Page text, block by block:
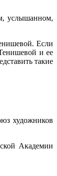
услышанном,
Если
и ее
такие
художников
Академии